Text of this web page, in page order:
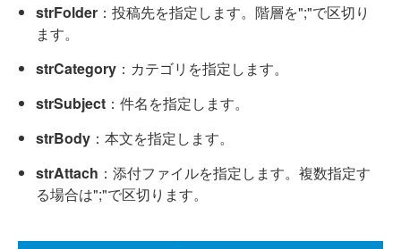
strFolder ：投稿先を指定します。階層を";"で区切り
ます。
strCategory ：カテゴリを指定します。
strSubject ：件名を指定します。
strBody ：本文を指定します。
strAttach ：添付ファイルを指定します。複数指定す
る場合は";"で区切ります。